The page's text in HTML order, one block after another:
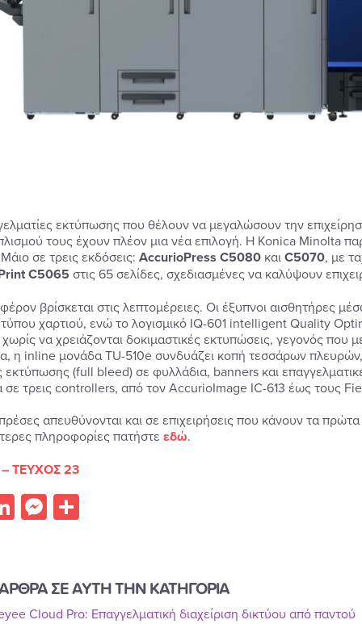
εκτύπωσης που θέλουν να μεγαλώσουν την
τους έχουν πλέον μια νέα επιλογή. Η Konica Minolta
σε τρεις εκδόσεις: AccurioPress C5080καιC5070, με
C5065 στις 65 σελίδες, σχεδιασμένες να καλύψουν
βρίσκεται στις λεπτομέρειες. Οι έξυπνοι αισθητήρες
χαρτιού, ενώ το λογισμικό IQ-601 intelligent Quality
να χρειάζονται δοκιμαστικές εκτυπώσεις, γεγονός που
η inline μονάδα TU-510e συνδυάζει κοπή τεσσάρων
(full bleed) σε φυλλάδια, banners και
τρεις controllers, από τον AccurioImage IC-613 έως τους
απευθύνονται και σε επιχειρήσεις που κάνουν τα
πληροφορίες πατήστε εδώ.
– ΤΕΥΧΟΣ 23
LinkedIn
Messenger
Share
ΣΕ ΑΥΤΗ ΤΗΝ ΚΑΤΗΓΟΡΙΑ
Cloud Pro: Επαγγελματική διαχείριση δικτύου από παντού